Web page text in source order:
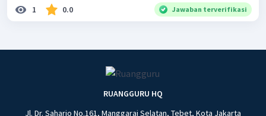
1 0.0 Jawaban terverifikasi
RUANGGURU HQ
Jl. Dr. Saharjo No.161, Manggarai Selatan, Tebet, Kota Jakarta